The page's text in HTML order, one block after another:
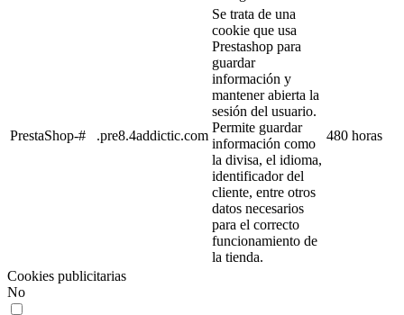
PrestaShop-# .pre8.4addictic.com
Se trata de una
cookie que usa
Prestashop para
guardar
información y
mantener abierta la
sesión del usuario.
Permite guardar
información como
la divisa, el idioma,
identificador del
cliente, entre otros
datos necesarios
para el correcto
funcionamiento de
la tienda.
480 horas
Cookies publicitarias
No